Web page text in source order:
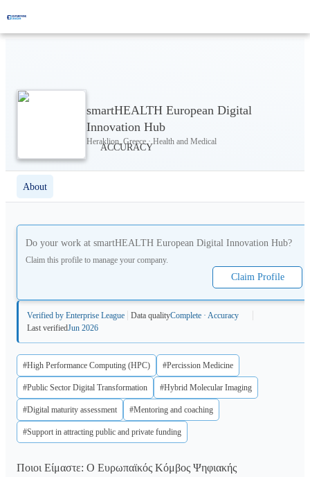
smartHEALTH European Digital
Innovation Hub
Heraklion, Greece · Health and Medical
About
Do your work at smartHEALTH European Digital Innovation Hub?
Claim this profile to manage your company.
Claim Profile
Verified by Enterprise League Data qualityComplete · Accuracy
Last verifiedJun 2026
#High Performance Computing (HPC) #Percission Medicine
#Public Sector Digital Transformation #Hybrid Molecular Imaging
#Digital maturity assessment #Mentoring and coaching
#Support in attracting public and private funding
Ποιοι Είμαστε: Ο Ευρωπαϊκός Κόμβος Ψηφιακής